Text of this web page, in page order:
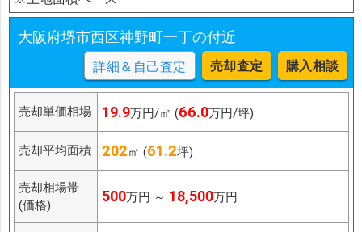
大阪府堺市西区神野町一丁の付近
詳細＆自己査定 売却査定 購入相談
売却単価相場 19.9万円/㎡ (66.0万円/坪)
売却平均面積 202㎡ (61.2坪)
売却相場帯
(価格)
500万円 ～ 18,500万円